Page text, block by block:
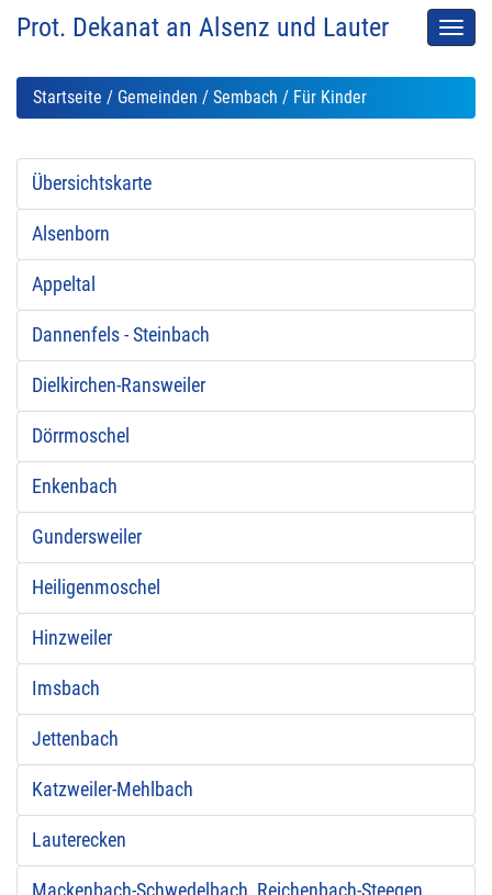
Prot. Dekanat an Alsenz und Lauter
Startseite / Gemeinden / Sembach / Für Kinder
Übersichtskarte
Alsenborn
Appeltal
Dannenfels - Steinbach
Dielkirchen-Ransweiler
Dörrmoschel
Enkenbach
Gundersweiler
Heiligenmoschel
Hinzweiler
Imsbach
Jettenbach
Katzweiler-Mehlbach
Lauterecken
Mackenbach-Schwedelbach, Reichenbach-Steegen